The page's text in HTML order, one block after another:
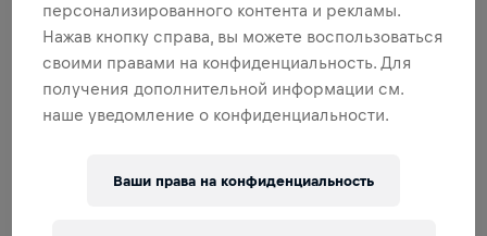
0,00 $ СОБРАНО ИЗ ЦЕЛИ 0,00 $
СБОР СРЕДСТВ ПОЖЕРТВОВАТЬ
Внеси свой вклад в общее дело! 100%
спинного мозга.
персонализированного контента и рекламы.
Нажав кнопку справа, вы можете воспользоваться
своими правами на конфиденциальность. Для
получения дополнительной информации см.
наше уведомление о конфиденциальности.
Ваши права на конфиденциальность